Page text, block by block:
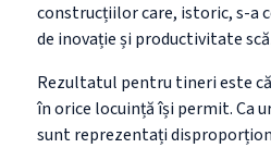
construcțiilor care, istoric, s-a
de inovație și productivitate
Rezultatul pentru tineri este
în orice locuință își permit. Ca
sunt reprezentați